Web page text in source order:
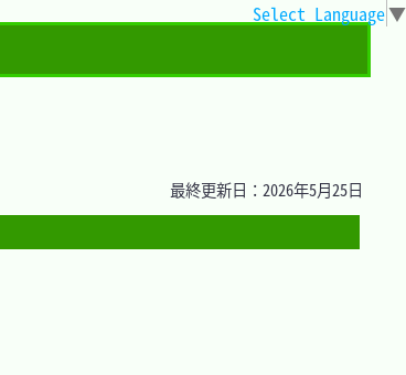
Select Language▼
最終更新日：2026年5月25日